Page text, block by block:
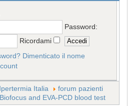
Password:
Ricordami
Dimenticato il nome
Italia
forum pazienti
and EVA-PCD blood test